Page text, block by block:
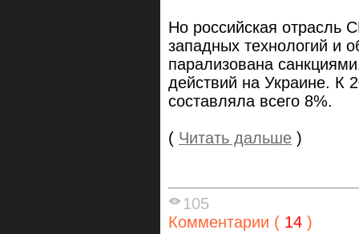
Но российская отрасль
западных технологий и
парализована
действий на Украине. К
составляла всего 8%.
( Читать дальше )
105
Комментарии ( 14 )